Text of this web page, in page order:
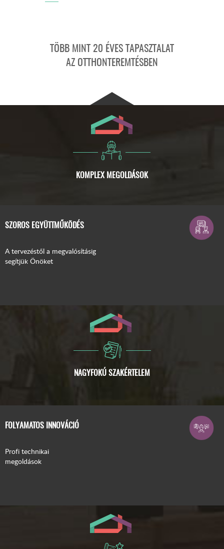
ISMERJE MEG A COMPACFOAM-OT!
TÖBB MINT 20 ÉVES TAPASZTALAT
AZ OTTHONTEREMTÉSBEN
SZOROS EGYÜTTMŰKÖDÉS
A tervezéstől a megvalósításig
segítjük Önöket
FOLYAMATOS INNOVÁCIÓ
Profi technikai
megoldások